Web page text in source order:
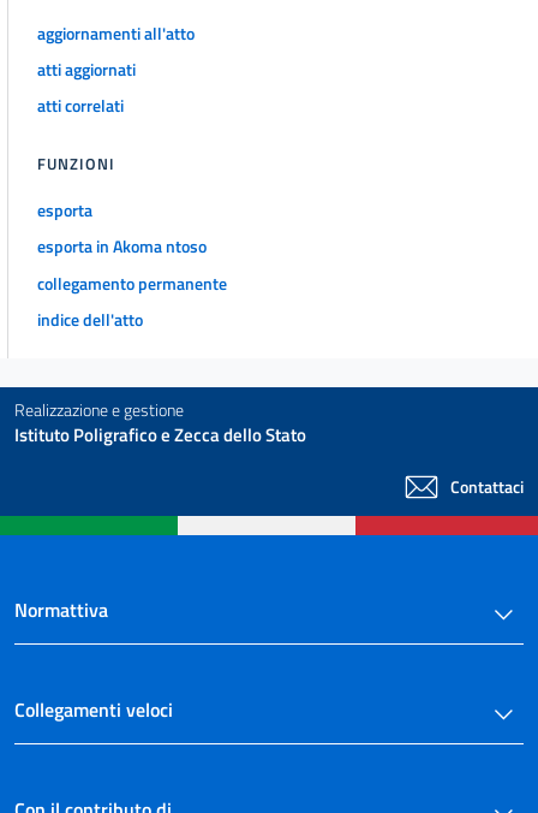
aggiornamenti all'atto
atti aggiornati
atti correlati
FUNZIONI
esporta
esporta in Akoma ntoso
collegamento permanente
indice dell'atto
Realizzazione e gestione
Istituto Poligrafico e Zecca dello Stato
Contattaci
Normattiva
Collegamenti veloci